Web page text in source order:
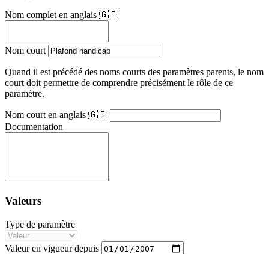
Nom complet en anglais 🇬🇧
Nom court
Quand il est précédé des noms courts des paramètres parents, le nom
court doit permettre de comprendre précisément le rôle de ce
paramètre.
Nom court en anglais 🇬🇧
Documentation
Valeurs
Type de paramètre
Valeur en vigueur depuis